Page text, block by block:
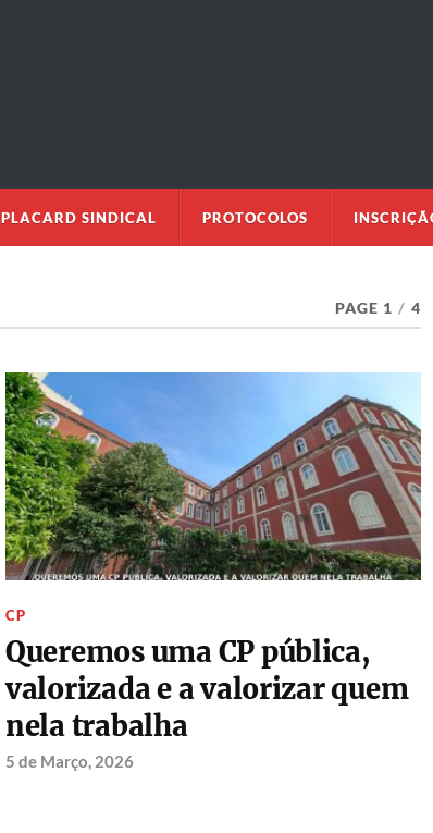
PLACARD SINDICAL PROTOCOLOS
PAGE 1 / 4
CP
Queremos uma CP pública,
valorizada e a valorizar quem
nela trabalha
5 de Março, 2026